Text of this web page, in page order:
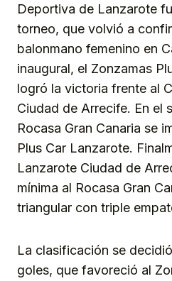
Deportiva de Lanzarote
torneo, que volvió a
balonmano femenino en
inaugural, el Zonzamas
logró la victoria frente al
Ciudad de Arrecife. En el
Rocasa Gran Canaria se
Plus Car Lanzarote.
Lanzarote Ciudad de
mínima al Rocasa Gran
triangular con triple
La clasificación se
goles, que favoreció al